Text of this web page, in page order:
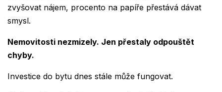
zvyšovat nájem, procento na papíře přestává dávat
smysl.
Nemovitosti nezmizely. Jen přestaly odpouštět
chyby.
Investice do bytu dnes stále může fungovat.